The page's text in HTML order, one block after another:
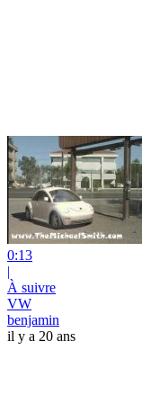
0:13
|
À suivre
VW
benjamin
il y a 20 ans